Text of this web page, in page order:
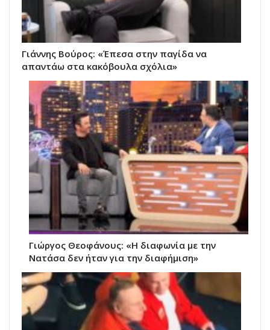
Γιάννης Βούρος: «Έπεσα στην παγίδα να
απαντάω στα κακόβουλα σχόλια»
Γιώργος Θεοφάνους: «Η διαφωνία με την
Νατάσα δεν ήταν για την διαφήμιση»